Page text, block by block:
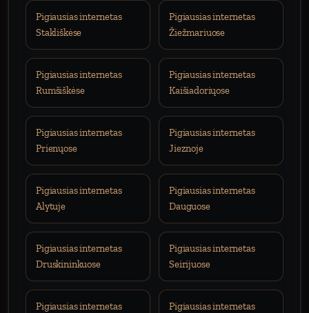
Pigiausias internetas
Stakliškėse
Pigiausias internetas
Žiežmariuose
Pigiausias internetas
Rumšiškėse
Pigiausias internetas
Kaišiadoriųose
Pigiausias internetas
Prienųose
Pigiausias internetas
Jieznoje
Pigiausias internetas
Alytuje
Pigiausias internetas
Dauguose
Pigiausias internetas
Druskininkuose
Pigiausias internetas
Seirijuose
Pigiausias internetas
Pigiausias internetas